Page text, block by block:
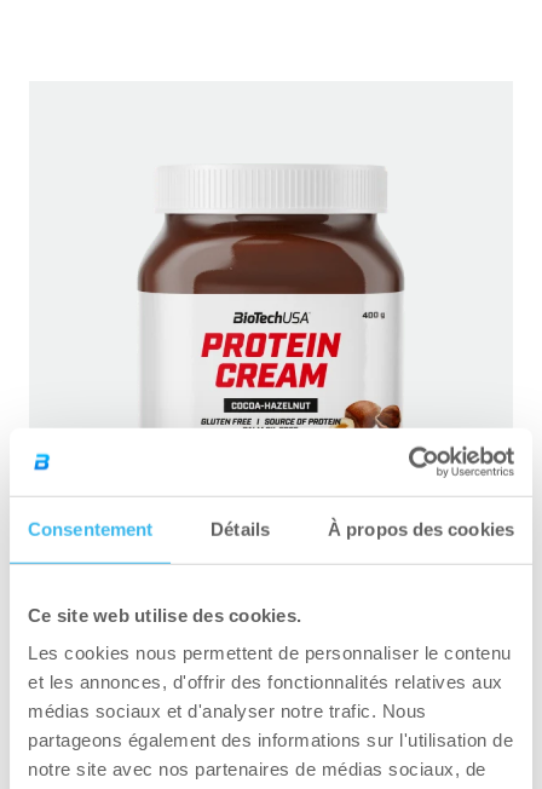
Consentement Détails À propos des cookies
Ce site web utilise des cookies.
Les cookies nous permettent de personnaliser le contenu
et les annonces, d'offrir des fonctionnalités relatives aux
médias sociaux et d'analyser notre trafic. Nous
partageons également des informations sur l'utilisation de
notre site avec nos partenaires de médias sociaux, de
Protein Cream – 400 g
VISITEZ LE WEBSHOP